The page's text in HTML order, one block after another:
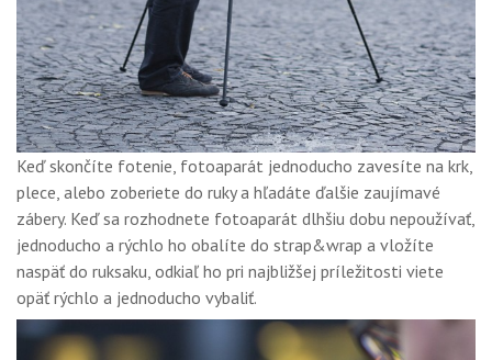
Keď skončíte fotenie, fotoaparát jednoducho zavesíte na krk,
plece, alebo zoberiete do ruky a hľadáte ďalšie zaujímavé
zábery. Keď sa rozhodnete fotoaparát dlhšiu dobu nepoužívať,
jednoducho a rýchlo ho obalíte do strap&wrap a vložíte
naspäť do ruksaku, odkiaľ ho pri najbližšej príležitosti viete
opäť rýchlo a jednoducho vybaliť.